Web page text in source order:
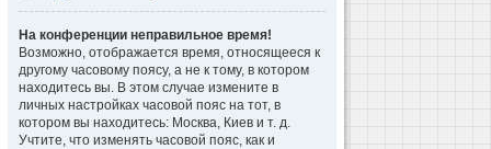
На конференции неправильное время!
Возможно, отображается время, относящееся к
другому часовому поясу, а не к тому, в котором
находитесь вы. В этом случае измените в
личных настройках часовой пояс на тот, в
котором вы находитесь: Москва, Киев и т. д.
Учтите, что изменять часовой пояс, как и